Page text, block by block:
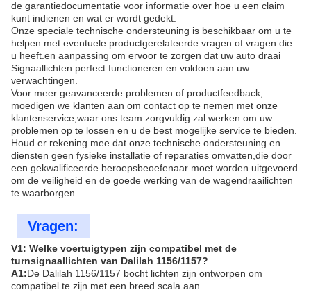
de garantiedocumentatie voor informatie over hoe u een claim
kunt indienen en wat er wordt gedekt.
Onze speciale technische ondersteuning is beschikbaar om u te
helpen met eventuele productgerelateerde vragen of vragen die
u heeft.en aanpassing om ervoor te zorgen dat uw auto draai
Signaallichten perfect functioneren en voldoen aan uw
verwachtingen.
Voor meer geavanceerde problemen of productfeedback,
moedigen we klanten aan om contact op te nemen met onze
klantenservice,waar ons team zorgvuldig zal werken om uw
problemen op te lossen en u de best mogelijke service te bieden.
Houd er rekening mee dat onze technische ondersteuning en
diensten geen fysieke installatie of reparaties omvatten,die door
een gekwalificeerde beroepsbeoefenaar moet worden uitgevoerd
om de veiligheid en de goede werking van de wagendraailichten
te waarborgen.
Vragen:
V1: Welke voertuigtypen zijn compatibel met de
turnsignaallichten van Dalilah 1156/1157?
A1:De Dalilah 1156/1157 bocht lichten zijn ontworpen om
compatibel te zijn met een breed scala aan